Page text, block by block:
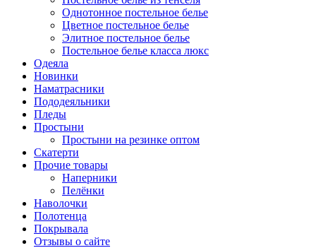
Однотонное постельное белье
Цветное постельное белье
Элитное постельное белье
Постельное белье класса люкс
Одеяла
Новинки
Наматрасники
Пододеяльники
Пледы
Простыни
Простыни на резинке оптом
Скатерти
Прочие товары
Наперники
Пелёнки
Наволочки
Полотенца
Покрывала
Отзывы о сайте